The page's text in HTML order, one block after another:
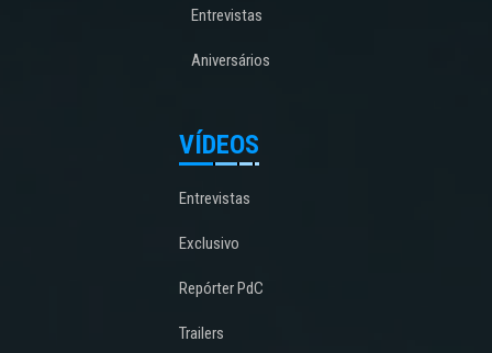
Entrevistas
Aniversários
VÍDEOS
Entrevistas
Exclusivo
Repórter PdC
Trailers